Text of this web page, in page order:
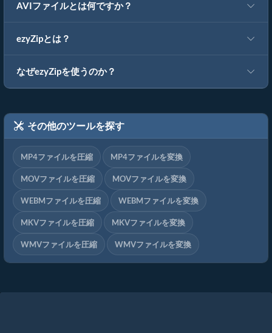
AVIファイルとは何ですか？
ezyZipとは？
なぜezyZipを使うのか？
その他のツールを探す
MP4ファイルを圧縮 MP4ファイルを変換
MOVファイルを圧縮 MOVファイルを変換
WEBMファイルを圧縮 WEBMファイルを変換
MKVファイルを圧縮 MKVファイルを変換
WMVファイルを圧縮 WMVファイルを変換